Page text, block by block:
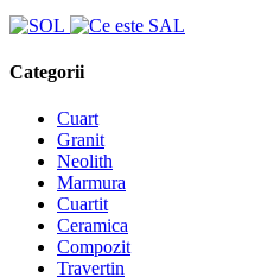
Categorii
Cuart
Granit
Neolith
Marmura
Cuartit
Ceramica
Compozit
Travertin